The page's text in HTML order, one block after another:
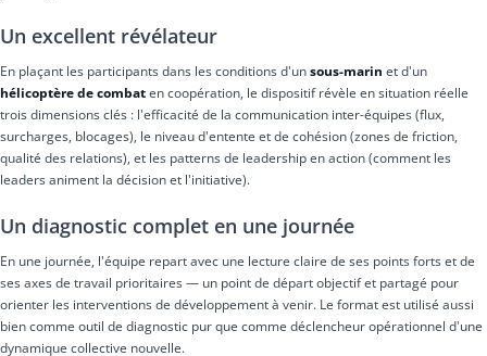
Un excellent révélateur
En plaçant les participants dans les conditions d'unsous-marin et d'un
hélicoptère de combaten coopération, le dispositif révèle en situation réelle
trois dimensions clés : l'efficacité de la communication inter-équipes (flux,
surcharges, blocages), le niveau d'entente et de cohésion (zones de friction,
qualité des relations), et les patterns de leadership en action (comment les
leaders animent la décision et l'initiative).
Un diagnostic complet en une journée
En une journée, l'équipe repart avec une lecture claire de ses points forts et de
ses axes de travail prioritaires — un point de départ objectif et partagé pour
orienter les interventions de développement à venir. Le format est utilisé aussi
bien comme outil de diagnostic pur que comme déclencheur opérationnel d'une
dynamique collective nouvelle.